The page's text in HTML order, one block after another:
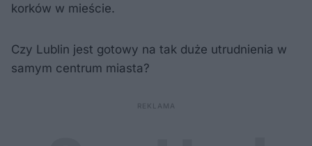
korków w mieście.
Czy Lublin jest gotowy na tak duże utrudnienia w
samym centrum miasta?